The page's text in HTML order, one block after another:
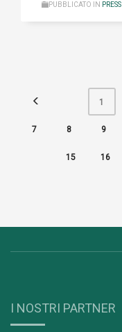
PUBBLICATO IN PRESS
1
7 8 9
15 16
I NOSTRI PARTNER